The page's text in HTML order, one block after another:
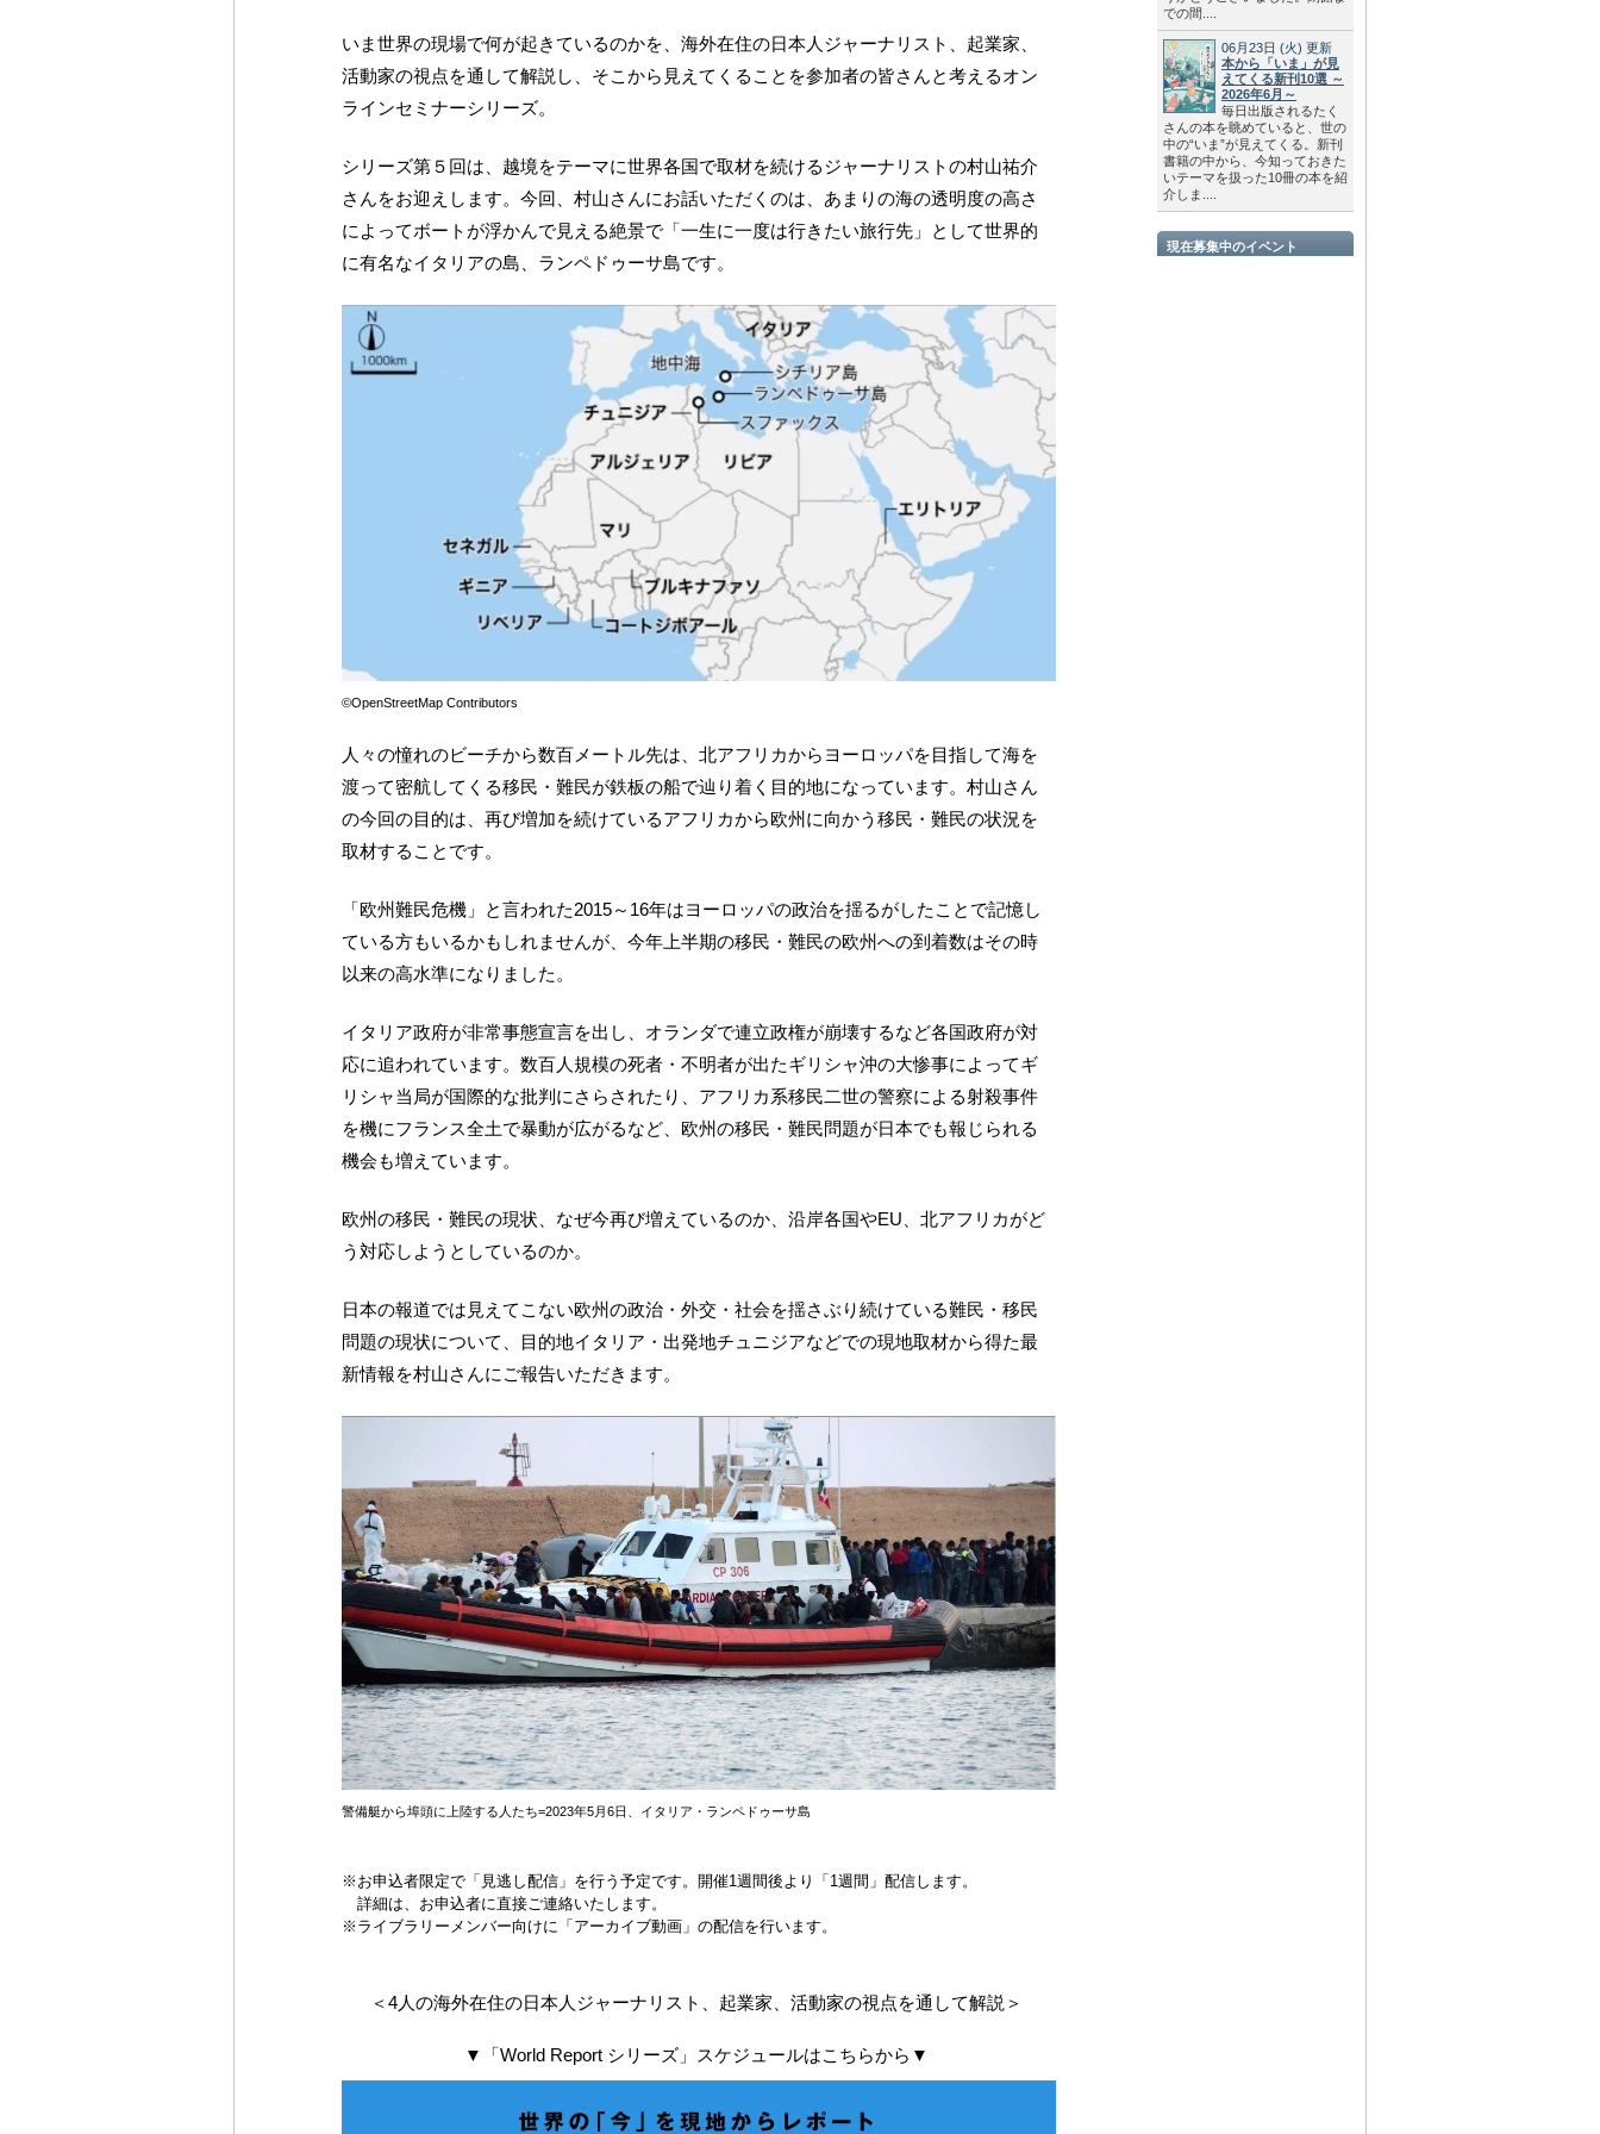
いま世界の現場で何が起きているのかを、海外在住の日本人ジャーナリスト、起業家、
活動家の視点を通して解説し、そこから見えてくることを参加者の皆さんと考えるオン
ラインセミナーシリーズ。
シリーズ第５回は、越境をテーマに世界各国で取材を続けるジャーナリストの村山祐介
さんをお迎えします。今回、村山さんにお話いただくのは、あまりの海の透明度の高さ
によってボートが浮かんで見える絶景で「一生に一度は行きたい旅行先」として世界的
に有名なイタリアの島、ランペドゥーサ島です。
©OpenStreetMap Contributors
人々の憧れのビーチから数百メートル先は、北アフリカからヨーロッパを目指して海を
渡って密航してくる移民・難民が鉄板の船で辿り着く目的地になっています。村山さん
の今回の目的は、再び増加を続けているアフリカから欧州に向かう移民・難民の状況を
取材することです。
「欧州難民危機」と言われた2015～16年はヨーロッパの政治を揺るがしたことで記憶し
ている方もいるかもしれませんが、今年上半期の移民・難民の欧州への到着数はその時
以来の高水準になりました。
イタリア政府が非常事態宣言を出し、オランダで連立政権が崩壊するなど各国政府が対
応に追われています。数百人規模の死者・不明者が出たギリシャ沖の大惨事によってギ
リシャ当局が国際的な批判にさらされたり、アフリカ系移民二世の警察による射殺事件
を機にフランス全土で暴動が広がるなど、欧州の移民・難民問題が日本でも報じられる
機会も増えています。
欧州の移民・難民の現状、なぜ今再び増えているのか、沿岸各国やEU、北アフリカがど
う対応しようとしているのか。
日本の報道では見えてこない欧州の政治・外交・社会を揺さぶり続けている難民・移民
問題の現状について、目的地イタリア・出発地チュニジアなどでの現地取材から得た最
新情報を村山さんにご報告いただきます。
警備艇から埠頭に上陸する人たち=2023年5月6日、イタリア・ランペドゥーサ島
※お申込者限定で「見逃し配信」を行う予定です。開催1週間後より「1週間」配信します。
詳細は、お申込者に直接ご連絡いたします。
※ライブラリーメンバー向けに「アーカイブ動画」の配信を行います。
＜4人の海外在住の日本人ジャーナリスト、起業家、活動家の視点を通して解説＞
▼「World Report シリーズ」スケジュールはこちらから▼
での間....
06月23日 (火) 更新
本から「いま」が見
えてくる新刊10選 ～
2026年6月～
毎日出版されるたく
さんの本を眺めていると、世の
中の“いま”が見えてくる。新刊
書籍の中から、今知っておきた
いテーマを扱った10冊の本を紹
介しま....
現在募集中のイベント